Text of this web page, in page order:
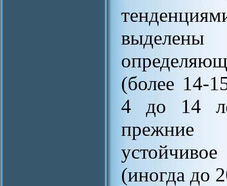
выделены
(более 14-
4 до 14
прежние
(иногда до